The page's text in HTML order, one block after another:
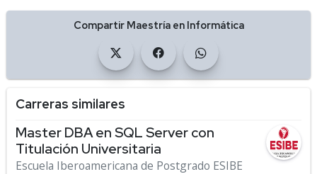
Compartir Maestría en Informática
Carreras similares
Master DBA en SQL Server con
Titulación Universitaria
Escuela Iberoamericana de Postgrado ESIBE